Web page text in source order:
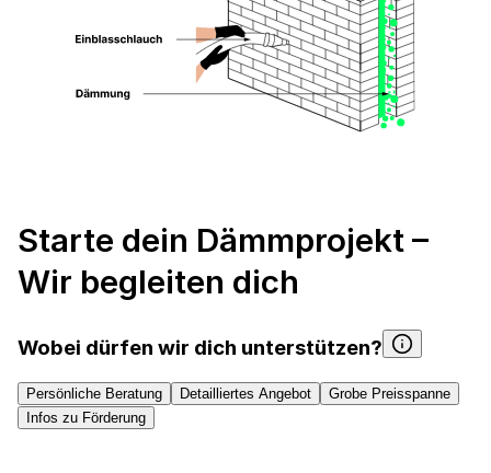
Starte dein Dämmprojekt –
Wir begleiten dich
Wobei dürfen wir dich unterstützen?
Persönliche Beratung Detailliertes Angebot
Grobe Preisspanne
Infos zu Förderung